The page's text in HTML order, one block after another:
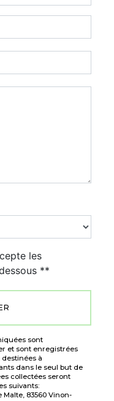
les
**
sont
et sont enregistrées
à
dans le seul but de
collectées seront
suivants:
Malte, 83560 Vinon-